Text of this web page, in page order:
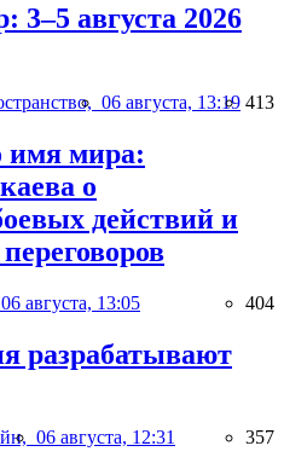
3–5 августа 2026
06 августа, 13:19 413
имя мира:
о
действий и
06 августа, 13:05 404
разрабатывают
06 августа, 12:31 357